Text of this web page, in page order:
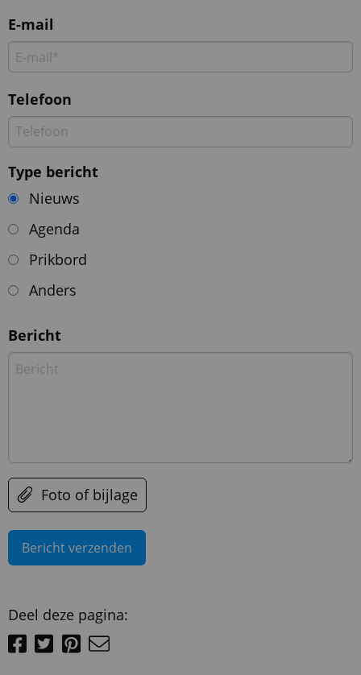
E-mail
Telefoon
Type bericht
Nieuws
Agenda
Prikbord
Anders
Bericht
Foto of bijlage
Deel deze pagina: